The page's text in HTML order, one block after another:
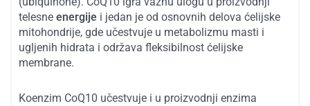
telesne energije i jedan je od osnovnih delova ćelijske
mitohondrije, gde učestvuje u metabolizmu masti i
ugljenih hidrata i održava fleksibilnost ćelijske
membrane.
Koenzim CoQ10 učestvuje i u proizvodnji enzima